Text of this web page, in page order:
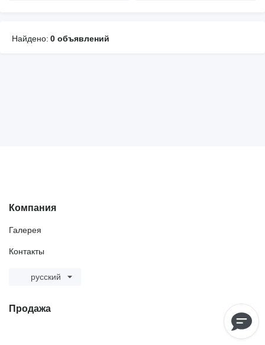
Найдено: 0 объявлений
Компания
Галерея
Контакты
русский
Продажа